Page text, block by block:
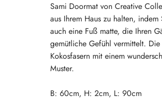
Sami Doormat von Creative
aus Ihrem Haus zu halten,
auch eine Fuß matte, die Ihren
gemütliche Gefühl vermittelt.
Kokosfasern mit einem
Muster.
B: 60cm, H: 2cm, L: 90cm